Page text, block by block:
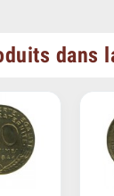
dans